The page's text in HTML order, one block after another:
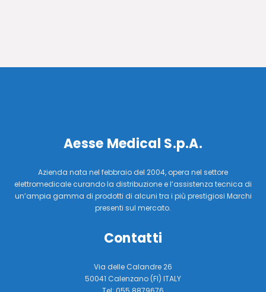
Aesse Medical S.p.A.
Azienda nata nel febbraio del 2004, opera nel settore
elettromedicale curando la distribuzione e l’assistenza tecnica di
un’ampia gamma di prodotti di alcuni tra i più prestigiosi Marchi
presenti sul mercato.
Contatti
Via delle Calandre 26
50041 Calenzano (FI) ITALY